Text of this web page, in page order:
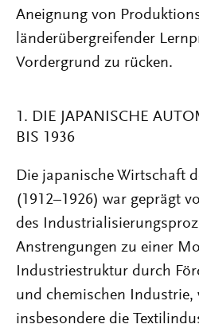
Aneignung von
länderübergreifender
Vordergrund zu rücken.
1. DIE JAPANISCHE
BIS 1936
Die japanische Wirtschaft
(1912–1926) war geprägt
des
Anstrengungen zu einer
Industriestruktur durch
und chemischen Industrie,
insbesondere die